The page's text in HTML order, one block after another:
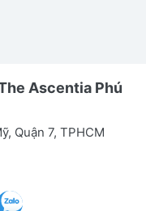
Ascentia Phú
Quận 7, TPHCM